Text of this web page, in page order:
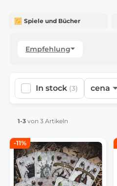
Spiele und Bücher
Empfehlung
In stock (3) cena
1-3 von 3 Artikeln
-11%